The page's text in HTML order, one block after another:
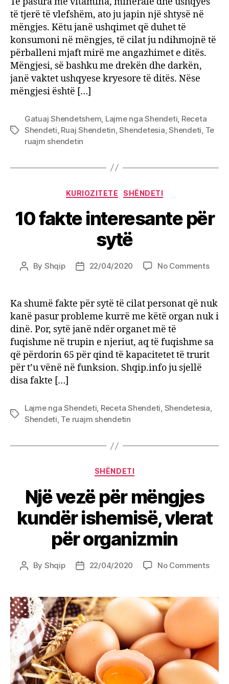
të tjerë të vlefshëm, ato ju japin një shtysë në
mëngjes. Këtu janë ushqimet që duhet të
konsumoni në mëngjes, të cilat ju ndihmojnë të
përballeni mjaft mirë me angazhimet e ditës.
Mëngjesi, së bashku me drekën dhe darkën,
janë vaktet ushqyese kryesore të ditës. Nëse
mëngjesi është […]
Tags
Gatuaj Shendetshem Lajme nga Shendeti Receta
Shendeti Ruaj Shendetin ,Shendetesia ,Shendeti Te
ruajm shendetin
Categories
KURIOZITETE SHËNDETI
10 fakte interesante për
sytë
Post
By Shqip
Post22/04/2020 No Commentson
për
sytë
Ka shumë fakte për sytë të cilat personat që nuk
kanë pasur probleme kurrë me këtë organ nuk i
dinë. Por, sytë janë ndër organet më të
fuqishme në trupin e njeriut, aq të fuqishme sa
që përdorin 65 për qind të kapacitetet të trurit
për t’u vënë në funksion. Shqip.info ju sjellë
disa fakte […]
Tags
Lajme nga Shendeti, Receta Shendeti, Shendetesia,
Shendeti, Te ruajm shendetin
Categories
SHËNDETI
Një vezë për mëngjes
kundër ishemisë, vlerat
për organizmin
Post
By Shqip
Post22/04/2020 No Commentson
për
për